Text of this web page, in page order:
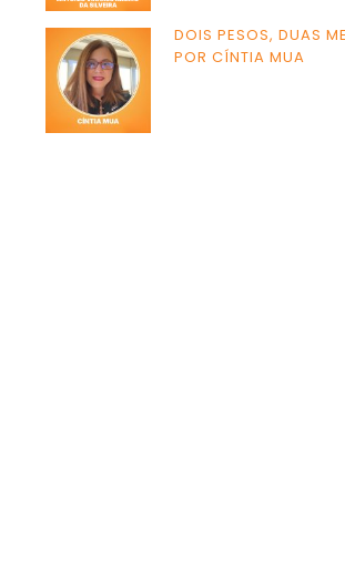
DOIS PESOS, DUAS
POR CÍNTIA MUA